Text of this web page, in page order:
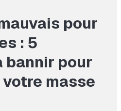
pour
: 5
bannir pour
masse